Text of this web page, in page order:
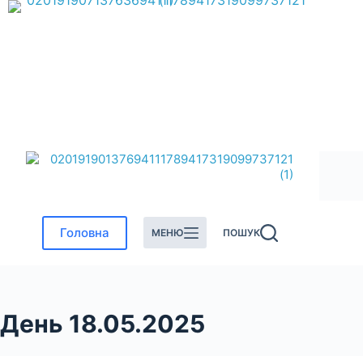
Перейти
Головна МЕНЮ ПОШУК
День 18.05.2025